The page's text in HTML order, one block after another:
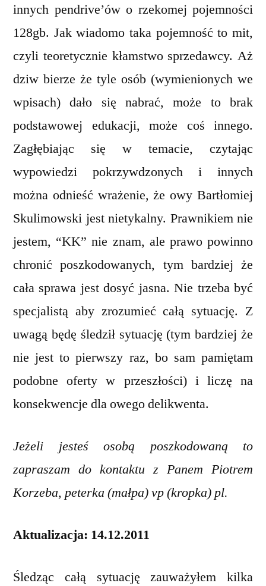
innych pendrive’ów o rzekomej pojemności
128gb. Jak wiadomo taka pojemność to mit,
czyli teoretycznie kłamstwo sprzedawcy. Aż
dziw bierze że tyle osób (wymienionych we
wpisach) dało się nabrać, może to brak
podstawowej edukacji, może coś innego.
Zagłębiając się w temacie, czytając
wypowiedzi pokrzywdzonych i innych
można odnieść wrażenie, że owy Bartłomiej
Skulimowski jest nietykalny. Prawnikiem nie
jestem, “KK” nie znam, ale prawo powinno
chronić poszkodowanych, tym bardziej że
cała sprawa jest dosyć jasna. Nie trzeba być
specjalistą aby zrozumieć całą sytuację. Z
uwagą będę śledził sytuację (tym bardziej że
nie jest to pierwszy raz, bo sam pamiętam
podobne oferty w przeszłości) i liczę na
konsekwencje dla owego delikwenta.
Jeżeli jesteś osobą poszkodowaną to
zapraszam do kontaktu z Panem Piotrem
Korzeba, peterka (małpa) vp (kropka) pl.
Aktualizacja: 14.12.2011
Śledząc całą sytuację zauważyłem kilka